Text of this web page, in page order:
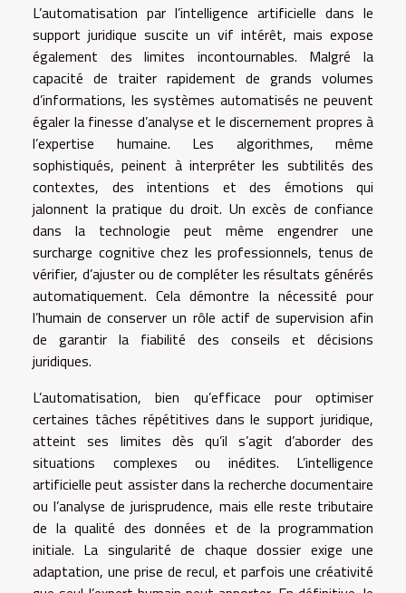
L’automatisation par l’intelligence artificielle dans le
support juridique suscite un vif intérêt, mais expose
également des limites incontournables. Malgré la
capacité de traiter rapidement de grands volumes
d’informations, les systèmes automatisés ne peuvent
égaler la finesse d’analyse et le discernement propres à
l’expertise humaine. Les algorithmes, même
sophistiqués, peinent à interpréter les subtilités des
contextes, des intentions et des émotions qui
jalonnent la pratique du droit. Un excès de confiance
dans la technologie peut même engendrer une
surcharge cognitive chez les professionnels, tenus de
vérifier, d’ajuster ou de compléter les résultats générés
automatiquement. Cela démontre la nécessité pour
l’humain de conserver un rôle actif de supervision afin
de garantir la fiabilité des conseils et décisions
juridiques.
L’automatisation, bien qu’efficace pour optimiser
certaines tâches répétitives dans le support juridique,
atteint ses limites dès qu’il s’agit d’aborder des
situations complexes ou inédites. L’intelligence
artificielle peut assister dans la recherche documentaire
ou l’analyse de jurisprudence, mais elle reste tributaire
de la qualité des données et de la programmation
initiale. La singularité de chaque dossier exige une
adaptation, une prise de recul, et parfois une créativité